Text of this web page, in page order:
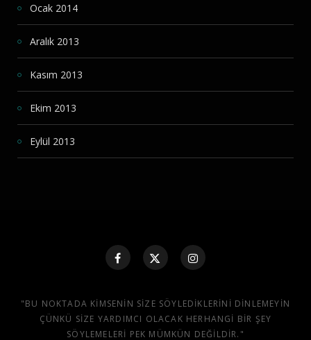
Ocak 2014
Aralık 2013
Kasım 2013
Ekim 2013
Eylül 2013
"BU NOKTADA KIMSENIN SIZE SÖYLEDIKLERINI DINLEMEYIN
ÇÜNKÜ SIZE YARDIMCI OLACAK HERHANGI BIR ŞEY
SÖYLEMELERI PEK MÜMKÜN DEĞILDIR."